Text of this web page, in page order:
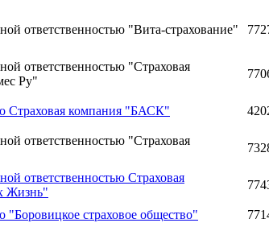
ответственностью "Вита-страхование"
ответственностью "Страховая
Ру"
Страховая компания "БАСК"
ответственностью "Страховая
ответственностью Страховая
Жизнь"
"Боровицкое страховое общество"